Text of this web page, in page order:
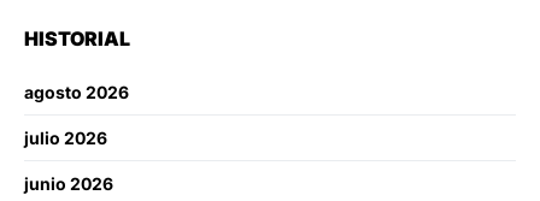
HISTORIAL
agosto 2026
julio 2026
junio 2026